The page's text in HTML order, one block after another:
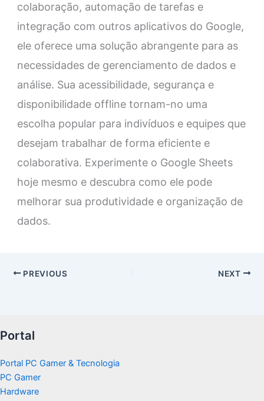
colaboração, automação de tarefas e
integração com outros aplicativos do Google,
ele oferece uma solução abrangente para as
necessidades de gerenciamento de dados e
análise. Sua acessibilidade, segurança e
disponibilidade offline tornam-no uma
escolha popular para indivíduos e equipes que
desejam trabalhar de forma eficiente e
colaborativa. Experimente o Google Sheets
hoje mesmo e descubra como ele pode
melhorar sua produtividade e organização de
dados.
PREVIOUS NEXT
Portal
Portal PC Gamer & Tecnologia
PC Gamer
Hardware